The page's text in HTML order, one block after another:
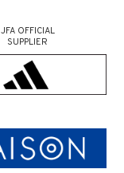
JFA OFFICIAL
SUPPLIER